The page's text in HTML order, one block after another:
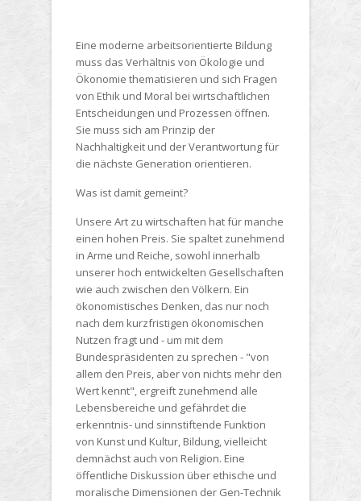
Eine moderne arbeitsorientierte Bildung
muss das Verhältnis von Ökologie und
Ökonomie thematisieren und sich Fragen
von Ethik und Moral bei wirtschaftlichen
Entscheidungen und Prozessen öffnen.
Sie muss sich am Prinzip der
Nachhaltigkeit und der Verantwortung für
die nächste Generation orientieren.
Was ist damit gemeint?
Unsere Art zu wirtschaften hat für manche
einen hohen Preis. Sie spaltet zunehmend
in Arme und Reiche, sowohl innerhalb
unserer hoch entwickelten Gesellschaften
wie auch zwischen den Völkern. Ein
ökonomistisches Denken, das nur noch
nach dem kurzfristigen ökonomischen
Nutzen fragt und - um mit dem
Bundespräsidenten zu sprechen - "von
allem den Preis, aber von nichts mehr den
Wert kennt", ergreift zunehmend alle
Lebensbereiche und gefährdet die
erkenntnis- und sinnstiftende Funktion
von Kunst und Kultur, Bildung, vielleicht
demnächst auch von Religion. Eine
öffentliche Diskussion über ethische und
moralische Dimensionen der Gen-Technik